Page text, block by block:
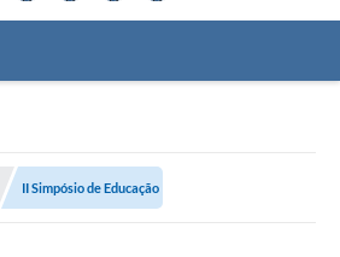
II Simpósio de Educação